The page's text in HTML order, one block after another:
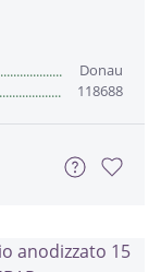
Donau
118688